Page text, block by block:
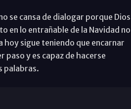
se cansa de dialogar porque Dios
en lo entrañable de la Navidad no
hoy sigue teniendo que encarnar
paso y es capaz de hacerse
palabras.